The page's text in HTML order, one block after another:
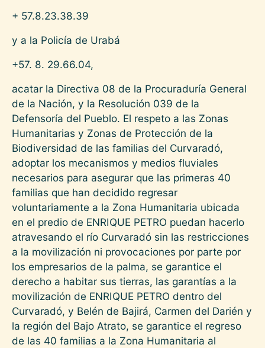
+ 57.8.23.38.39
y a la Policía de Urabá
+57. 8. 29.66.04,
acatar la Directiva 08 de la Procuraduría General
de la Nación, y la Resolución 039 de la
Defensoría del Pueblo. El respeto a las Zonas
Humanitarias y Zonas de Protección de la
Biodiversidad de las familias del Curvaradó,
adoptar los mecanismos y medios fluviales
necesarios para asegurar que las primeras 40
familias que han decidido regresar
voluntariamente a la Zona Humanitaria ubicada
en el predio de ENRIQUE PETRO puedan hacerlo
atravesando el río Curvaradó sin las restricciones
a la movilización ni provocaciones por parte por
los empresarios de la palma, se garantice el
derecho a habitar sus tierras, las garantías a la
movilización de ENRIQUE PETRO dentro del
Curvaradó, y Belén de Bajirá, Carmen del Darién y
la región del Bajo Atrato, se garantice el regreso
de las 40 familias a la Zona Humanitaria al